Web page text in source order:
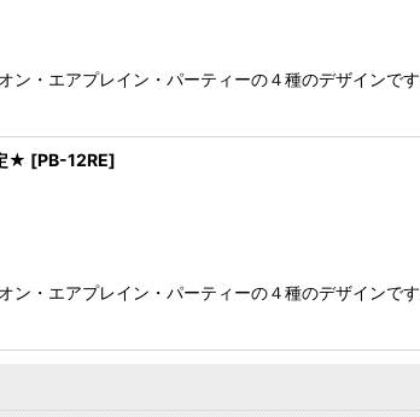
・エアプレイン・パーティーの４種のデザインで
★ [PB-12RE]
・エアプレイン・パーティーの４種のデザインで